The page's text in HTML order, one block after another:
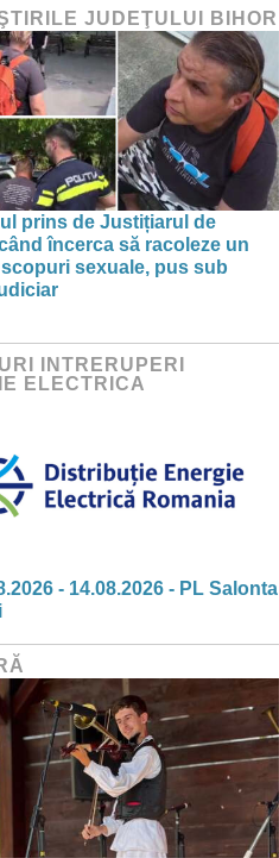
JUDEŢULUI BIHOR
prins de Justițiarul de
încerca să racoleze un
sexuale, pus sub
INTRERUPERI
ELECTRICA
- 14.08.2026 - PL Salonta